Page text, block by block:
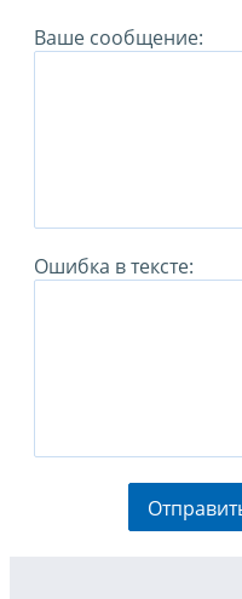
Ваше сообщение:
Ошибка в тексте: